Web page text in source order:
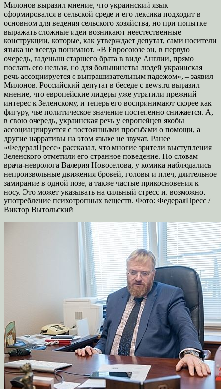
Милонов выразил мнение, что украинский язык
сформировался в сельской среде и его лексика подходит в
основном для ведения сельского хозяйства, но при попытке
выражать сложные идеи возникают неестественные
конструкции, которые, как утверждает депутат, сами носители
языка не всегда понимают. «В Евросоюзе он, в первую
очередь, гаденыш старшего брата в виде Англии, прямо
послать его нельзя, но для большинства людей украинская
речь ассоциируется с выпрашивательным падежом», – заявил
Милонов. Российский депутат в беседе с news.ru выразил
мнение, что европейские лидеры уже утратили прежний
интерес к Зеленскому, и теперь его воспринимают скорее как
фигуру, чье политическое значение постепенно снижается. А,
в свою очередь, украинская речь у европейцев якобы
ассоциациируется с постоянными просьбами о помощи, а
другие нарративы на этом языке не звучат. Ранее
«ФедералПресс» рассказал, что многие зрители выступления
Зеленского отметили его странное поведение. По словам
врача-невролога Валерия Новоселова, у комика наблюдались
непроизвольные движения бровей, головы и плеч, длительное
замирание в одной позе, а также частые прикосновения к
носу. Это может указывать на сильный стресс и, возможно,
употребление психотропных веществ. Фото: ФедералПресс /
Виктор Вытольский